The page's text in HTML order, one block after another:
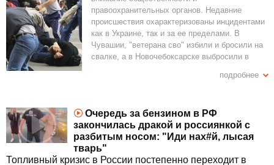
правоохранительных органов. Недавние
происшествия охарактеризованы инцидентами
как в Украине, так и за ее пределами. В
Чувашии, "ветерана сво" избили и бросили на
свалке, а в Новочебоксарске выбросили в
конфликт между родителями, который привел
подозрение в хулиганских действиях с
применением огнестрельного оружия. Эти
события подчеркивают повышенный уровень
насилия и конфликтов в обществе. Драка, как
и любое проявление насилия, требует
подробнее
Очередь за бензином в РФ
закончилась дракой и россиянкой с
разбитым носом: "Иди нах#й, лысая
тварь"
Топливный кризис в России постепенно переходит в